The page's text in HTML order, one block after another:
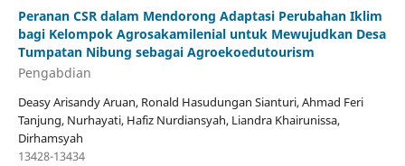
Peranan CSR dalam Mendorong Adaptasi Perubahan Iklim
bagi Kelompok Agrosakamilenial untuk Mewujudkan Desa
Tumpatan Nibung sebagai Agroekoedutourism
Pengabdian
Deasy Arisandy Aruan, Ronald Hasudungan Sianturi, Ahmad Feri
Tanjung, Nurhayati, Hafiz Nurdiansyah, Liandra Khairunissa,
Dirhamsyah
13428-13434